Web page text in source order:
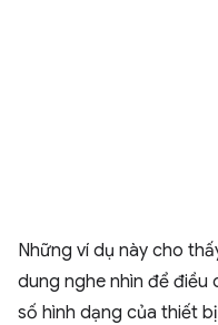
Những ví dụ này cho
dung nghe nhìn để điều
số hình dạng của thiết